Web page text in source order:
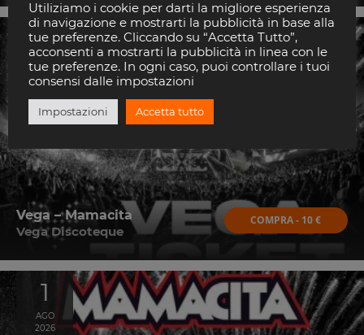
22
AGO
2026
Vega – Mamacita
Vega Discoteque
COMPRA - 10 €
1
AGO
2026
Utiliziamo i cookie per darti la migliore esperienza
di navigazione e mostrarti la pubblicità in base alla
tue preferenze. Cliccando su “Accetta Tutto”,
acconsenti a mostrarti la pubblicità in linea con le
tue preferenze. In ogni caso, puoi controllare i tuoi
consensi dalle impostazioni
Impostazioni Accetta tutto